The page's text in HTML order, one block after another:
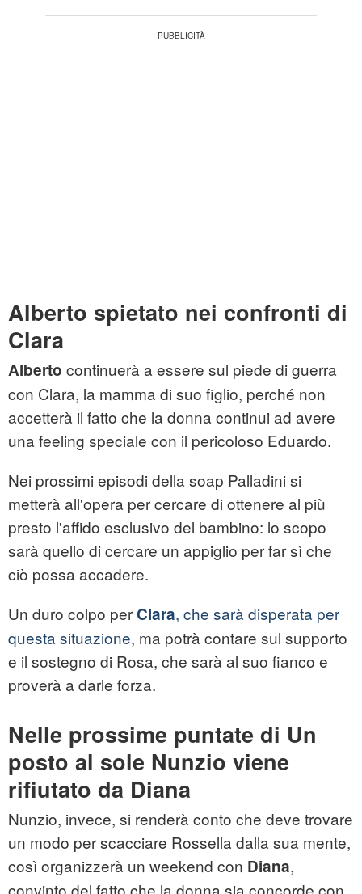
Alberto spietato nei confronti di
Clara
Alberto continuerà a essere sul piede di guerra
con Clara, la mamma di suo figlio, perché non
accetterà il fatto che la donna continui ad avere
una feeling speciale con il pericoloso Eduardo.
Nei prossimi episodi della soap Palladini si
metterà all'opera per cercare di ottenere al più
presto l'affido esclusivo del bambino: lo scopo
sarà quello di cercare un appiglio per far sì che
ciò possa accadere.
Un duro colpo per Clara, che sarà disperata per
questa situazione, ma potrà contare sul supporto
e il sostegno di Rosa, che sarà al suo fianco e
proverà a darle forza.
Nelle prossime puntate di Un
posto al sole Nunzio viene
rifiutato da Diana
Nunzio, invece, si renderà conto che deve trovare
un modo per scacciare Rossella dalla sua mente,
così organizzerà un weekend con Diana,